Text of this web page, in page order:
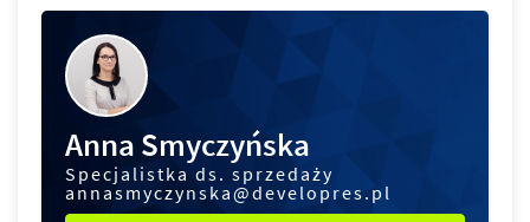
Anna Smyczyńska
Specjalistka ds. sprzedaży
annasmyczynska@developres.pl